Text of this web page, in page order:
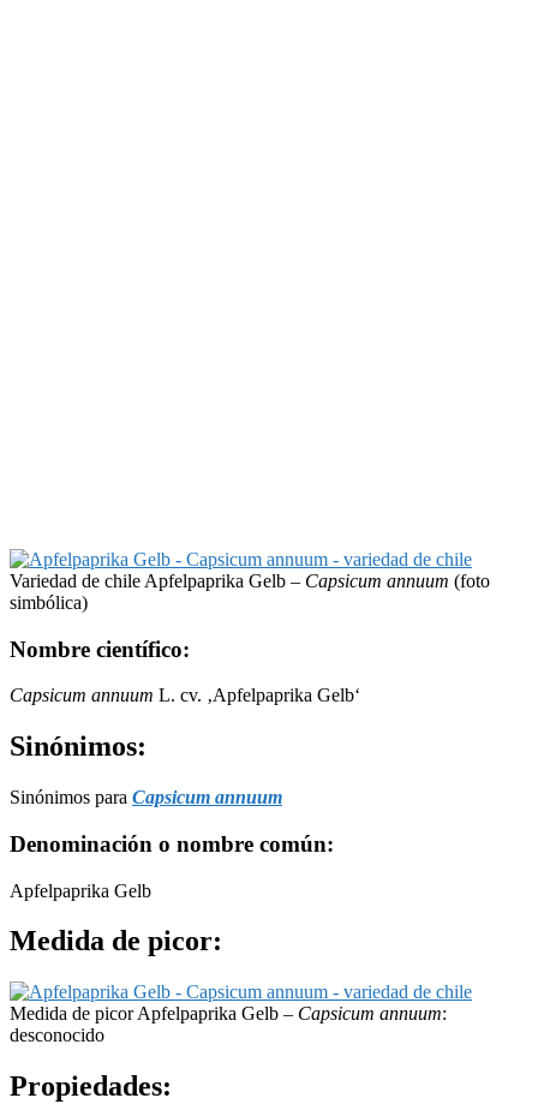
Variedad de chile Apfelpaprika Gelb – Capsicum annuum (foto
simbólica)
Nombre científico:
Capsicum annuum L. cv. ‚Apfelpaprika Gelb‘
Sinónimos:
Sinónimos para Capsicum annuum
Denominación o nombre común:
Apfelpaprika Gelb
Medida de picor:
Medida de picor Apfelpaprika Gelb – Capsicum annuum:
desconocido
Propiedades: